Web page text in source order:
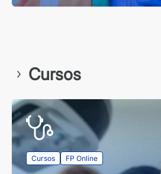
Cursos
Cursos FP Online